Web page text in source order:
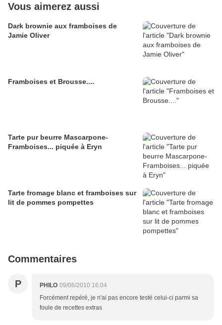
Vous aimerez aussi
Dark brownie aux framboises de
Jamie Oliver
Framboises et Brousse....
Tarte pur beurre Mascarpone-
Framboises... piquée à Eryn
Tarte fromage blanc et framboises sur
lit de pommes pompettes
Commentaires
P PHILO 09/06/2010 16:04
Forcément repéré, je n'ai pas encore testé celui-ci parmi sa
foule de recettes extras